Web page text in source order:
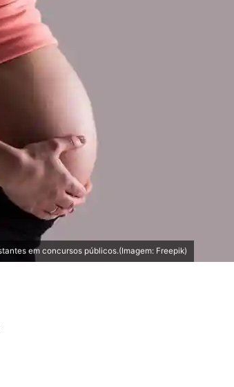
em concursos públicos.(Imagem: Freepik)